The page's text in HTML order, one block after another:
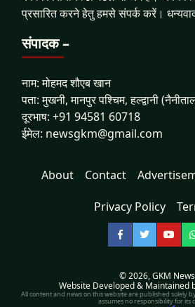
प्रसारित करने हेतु हमसे संपर्क करें।
संपादक –
नाम: मोहमद शौएब खान
पता: मुखनी, मानपुर पश्चिम, हल्द्वानी
दूरभाष: +91 94581 60718
ईमेल: newsgkm@gmail.com
About Contact
Privacy Policy
Facebook
Twitter
© 2026,GKM News
Website Developed & Maintained
All content and news on this website are published solely
assumes no responsibility for its